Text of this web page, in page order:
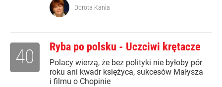
Dorota Kania
Ryba po polsku - Uczciwi krętacze
Polacy wierzą, że bez polityki nie byłoby pór
roku ani kwadr księżyca, sukcesów Małysza
i filmu o Chopinie
40